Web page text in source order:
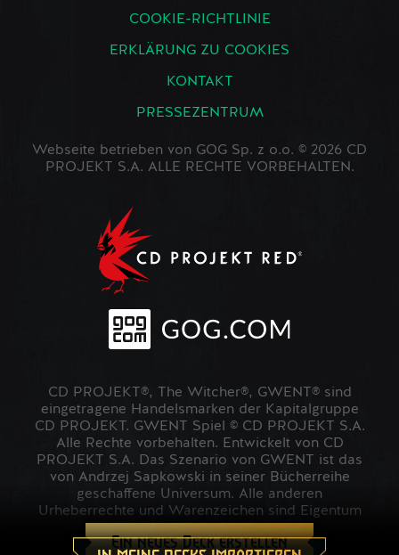
Ein neues Deck erstellen
COOKIE-RICHTLINIE
ERKLÄRUNG ZU COOKIES
KONTAKT
PRESSEZENTRUM
Webseite betrieben von GOG Sp. z o.o. © 2026 CD
PROJEKT S.A. ALLE RECHTE VORBEHALTEN.
CD PROJEKT®, The Witcher®, GWENT® sind
eingetragene Handelsmarken der Kapitalgruppe
CD PROJEKT. GWENT Spiel © CD PROJEKT S.A.
Alle Rechte vorbehalten. Entwickelt von CD
PROJEKT S.A. Das Szenario von GWENT ist das
von Andrzej Sapkowski in seiner Bücherreihe
geschaffene Universum. Alle anderen
Urheberrechte und Warenzeichen sind Eigentum
der jeweiligen Inhaber.